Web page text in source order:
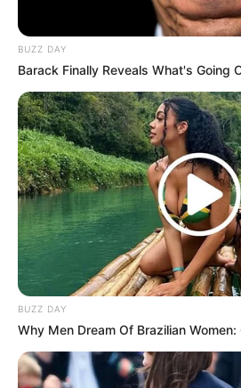
(foto:
BUZZ DAY
Barack Finally Reveals What's Going
BUZZ DAY
Why Men Dream Of Brazilian